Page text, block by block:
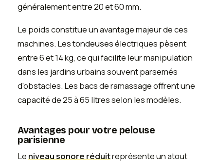
généralement entre 20 et 60 mm.
Le poids constitue un avantage majeur de ces
machines. Les tondeuses électriques pèsent
entre 6 et 14 kg, ce qui facilite leur manipulation
dans les jardins urbains souvent parsemés
d'obstacles. Les bacs de ramassage offrent une
capacité de 25 à 65 litres selon les modèles.
Avantages pour votre pelouse
parisienne
Le niveau sonore réduitreprésente un atout